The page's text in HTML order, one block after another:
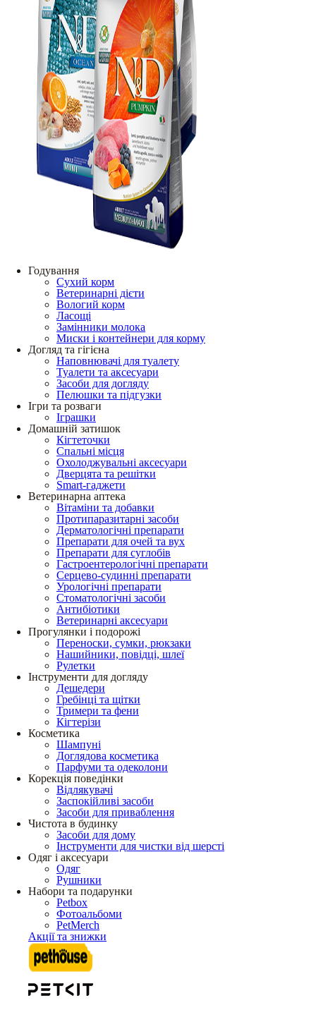
Годування
Сухий корм
Ветеринарні дієти
Вологий корм
Ласощі
Замінники молока
Миски і контейнери для корму
Догляд та гігієна
Наповнювачі для туалету
Туалети та аксесуари
Засоби для догляду
Пелюшки та підгузки
Ігри та розваги
Іграшки
Домашній затишок
Кігтеточки
Спальні місця
Охолоджувальні аксесуари
Дверцята та решітки
Smart-гаджети
Ветеринарна аптека
Вітаміни та добавки
Протипаразитарні засоби
Дерматологічні препарати
Препарати для очей та вух
Препарати для суглобів
Гастроентерологічні препарати
Серцево-судинні препарати
Урологічні препарати
Стоматологічні засоби
Антибіотики
Ветеринарні аксесуари
Прогулянки і подорожі
Переноски, сумки, рюкзаки
Нашийники, повідці, шлеї
Рулетки
Інструменти для догляду
Дешедери
Гребінці та щітки
Тримери та фени
Кігтерізи
Косметика
Шампуні
Доглядова косметика
Парфуми та одеколони
Корекція поведінки
Відлякувачі
Заспокійливі засоби
Засоби для приваблення
Чистота в будинку
Засоби для дому
Інструменти для чистки від шерсті
Одяг і аксесуари
Одяг
Рушники
Набори та подарунки
Petbox
Фотоальбоми
PetMerch
Акції та знижки